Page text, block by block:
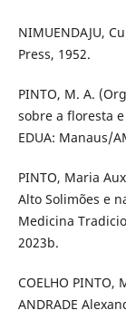
NIMUENDAJU,
Press, 1952.
PINTO, M. A.
sobre a floresta
EDUA: Manaus/
PINTO, Maria
Alto Solimões e
Medicina
2023b.
COELHO PINTO,
ANDRADE